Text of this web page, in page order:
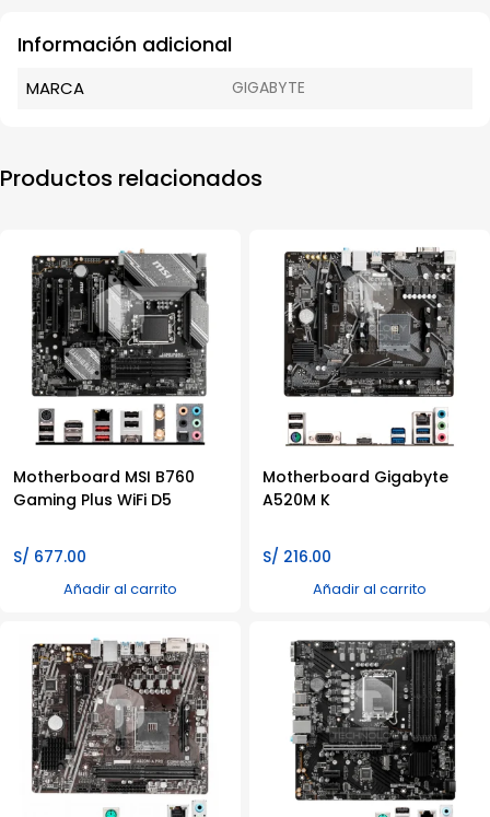
Información adicional
MARCA GIGABYTE
Productos relacionados
Motherboard MSI B760
Gaming Plus WiFi D5
S/ 677.00
Añadir al carrito
Motherboard Gigabyte
A520M K
S/ 216.00
Añadir al carrito